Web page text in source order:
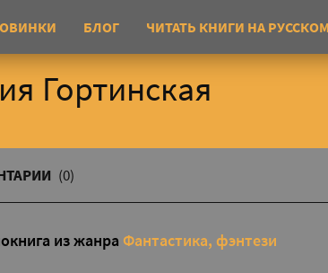
БЛОГ ЧИТАТЬ КНИГИ НА
Гортинская
(0)
из жанра Фантастика, фэнтези